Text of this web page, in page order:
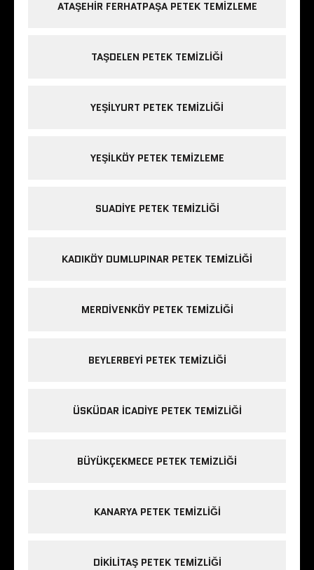
ATAŞEHIR FERHATPAŞA PETEK TEMIZLEME
TAŞDELEN PETEK TEMIZLIĞI
YEŞILYURT PETEK TEMIZLIĞI
YEŞILKÖY PETEK TEMIZLEME
SUADIYE PETEK TEMIZLIĞI
KADIKÖY DUMLUPINAR PETEK TEMIZLIĞI
MERDIVENKÖY PETEK TEMIZLIĞI
BEYLERBEYI PETEK TEMIZLIĞI
ÜSKÜDAR ICADIYE PETEK TEMIZLIĞI
BÜYÜKÇEKMECE PETEK TEMIZLIĞI
KANARYA PETEK TEMIZLIĞI
DIKILITAŞ PETEK TEMIZLIĞI